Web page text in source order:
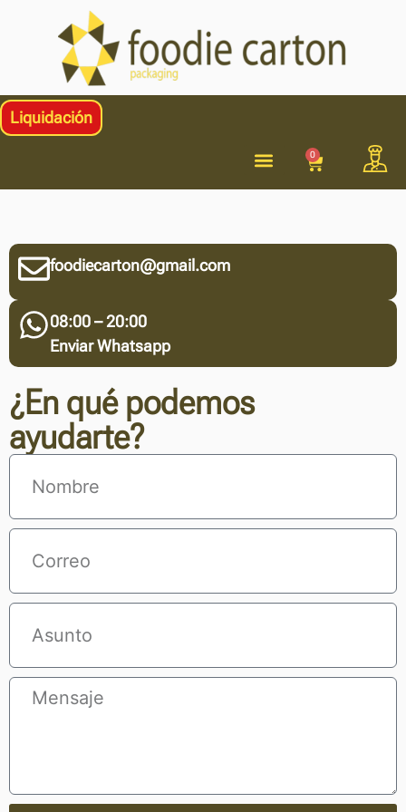
Liquidación
0
foodiecarton@gmail.com
08:00 – 20:00
Enviar Whatsapp
¿En qué podemos
ayudarte?